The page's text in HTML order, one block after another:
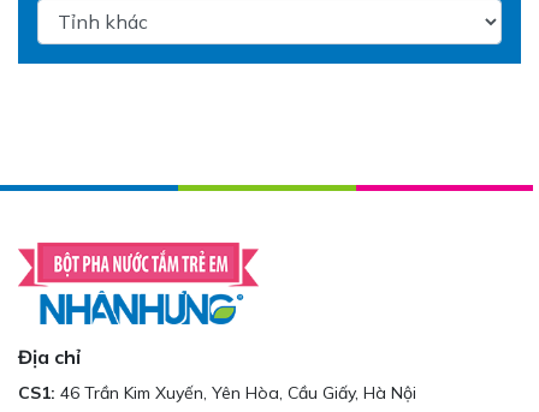
Địa chỉ
CS1: 46 Trần Kim Xuyến, Yên Hòa, Cầu Giấy, Hà Nội